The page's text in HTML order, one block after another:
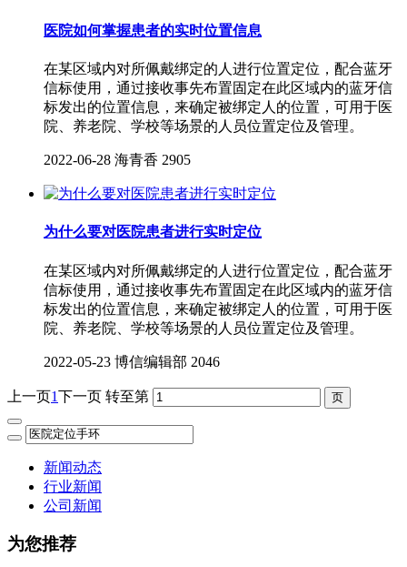
医院如何掌握患者的实时位置信息
在某区域内对所佩戴绑定的人进行位置定位，配合蓝牙
信标使用，通过接收事先布置固定在此区域内的蓝牙信
标发出的位置信息，来确定被绑定人的位置，可用于医
院、养老院、学校等场景的人员位置定位及管理。
2022-06-28 海青香 2905
为什么要对医院患者进行实时定位
在某区域内对所佩戴绑定的人进行位置定位，配合蓝牙
信标使用，通过接收事先布置固定在此区域内的蓝牙信
标发出的位置信息，来确定被绑定人的位置，可用于医
院、养老院、学校等场景的人员位置定位及管理。
2022-05-23 博信编辑部 2046
上一页1下一页 转至第
新闻动态
行业新闻
公司新闻
为您推荐